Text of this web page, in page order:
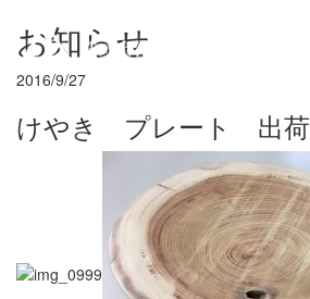
お知らせ
2016/9/27
けやき プレート 出荷